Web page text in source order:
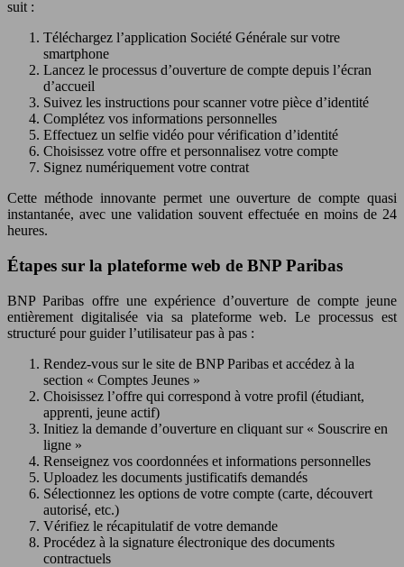
suit :
Téléchargez l’application Société Générale sur votre
smartphone
Lancez le processus d’ouverture de compte depuis l’écran
d’accueil
Suivez les instructions pour scanner votre pièce d’identité
Complétez vos informations personnelles
Effectuez un selfie vidéo pour vérification d’identité
Choisissez votre offre et personnalisez votre compte
Signez numériquement votre contrat
Cette méthode innovante permet une ouverture de compte quasi
instantanée, avec une validation souvent effectuée en moins de 24
heures.
Étapes sur la plateforme web de BNP Paribas
BNP Paribas offre une expérience d’ouverture de compte jeune
entièrement digitalisée via sa plateforme web. Le processus est
structuré pour guider l’utilisateur pas à pas :
Rendez-vous sur le site de BNP Paribas et accédez à la
section « Comptes Jeunes »
Choisissez l’offre qui correspond à votre profil (étudiant,
apprenti, jeune actif)
Initiez la demande d’ouverture en cliquant sur « Souscrire en
ligne »
Renseignez vos coordonnées et informations personnelles
Uploadez les documents justificatifs demandés
Sélectionnez les options de votre compte (carte, découvert
autorisé, etc.)
Vérifiez le récapitulatif de votre demande
Procédez à la signature électronique des documents
contractuels